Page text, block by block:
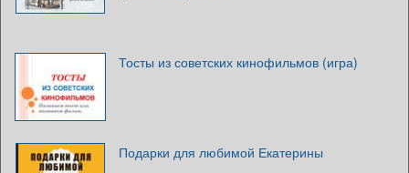
Тосты из советских кинофильмов (игра)
Подарки для любимой Екатерины